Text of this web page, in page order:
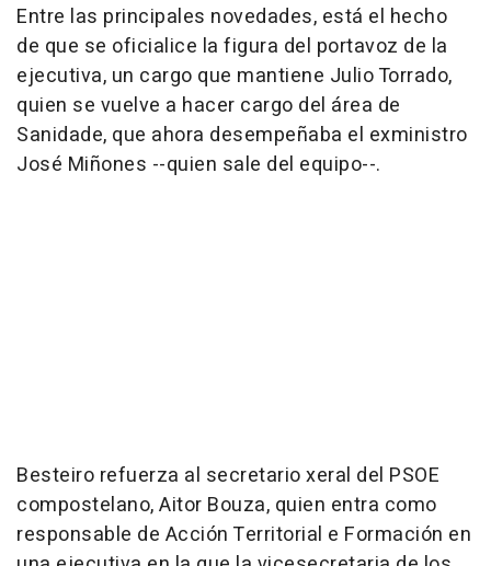
Entre las principales novedades, está el hecho
de que se oficialice la figura del portavoz de la
ejecutiva, un cargo que mantiene Julio Torrado,
quien se vuelve a hacer cargo del área de
Sanidade, que ahora desempeñaba el exministro
José Miñones --quien sale del equipo--.
Besteiro refuerza al secretario xeral del PSOE
compostelano, Aitor Bouza, quien entra como
responsable de Acción Territorial e Formación en